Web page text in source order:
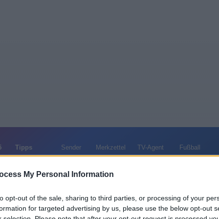
My Personal Information
opt-out of the sale, sharing to third parties, or processing of your
for targeted advertising by us, please use the below opt-out
Tipps Sender Merkzettel TV-Agent Fußball
Admiral - Captain Horatio Hornblower R.N. - Spielfilm /